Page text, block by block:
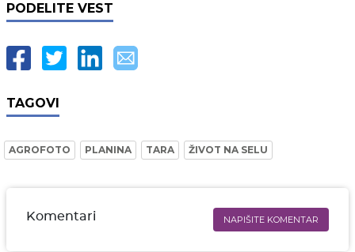
PODELITE VEST
TAGOVI
AGROFOTO PLANINA TARA ŽIVOT NA SELU
Komentari NAPIŠITE KOMENTAR